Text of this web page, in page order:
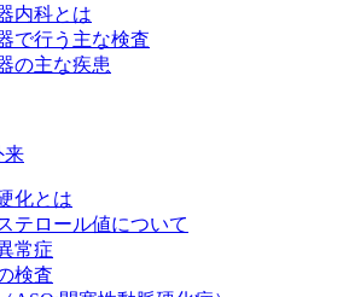
内科とは
で行う主な検査
の主な疾患
来
化とは
テロール値について
常症
検査